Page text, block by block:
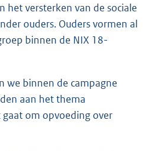
het versterken van de sociale
ouders. Ouders vormen al
binnen de NIX 18-
we binnen de campagne
aan het thema
om opvoeding over